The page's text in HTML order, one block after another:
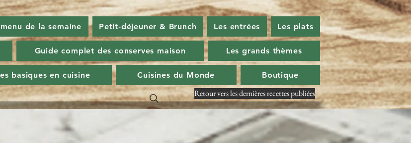
de la semaine Petit-déjeuner & Brunch Les entrées Les plats
Guide complet des conserves maison Les grands thèmes
basiques en cuisine Cuisines du Monde Boutique
Retour vers les dernières recettes publiées